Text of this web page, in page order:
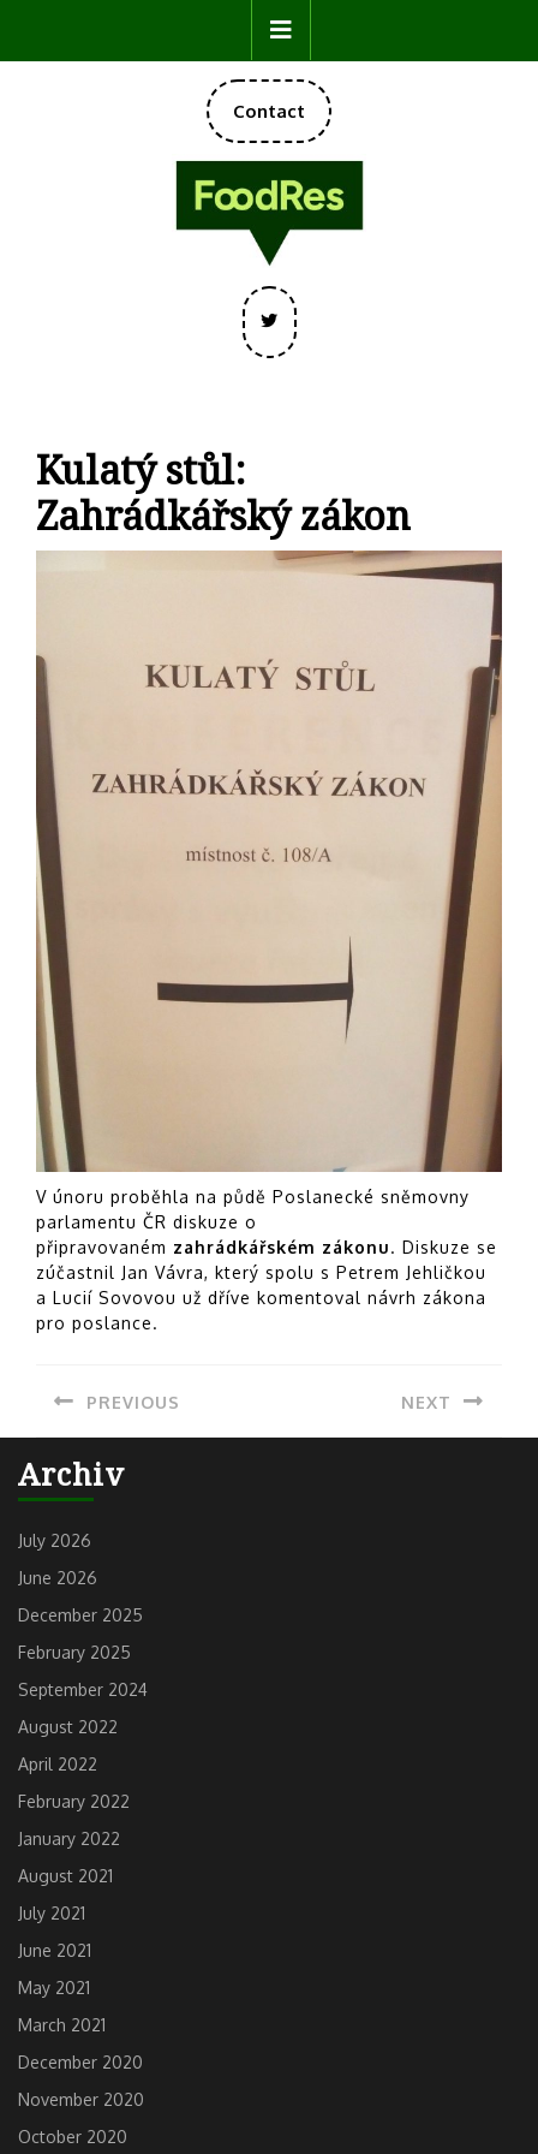
content
Button
Contact
DONATE
NOW
Kulatý stůl:
Zahrádkářský zákon
V únoru proběhla na půdě Poslanecké sněmovny
parlamentu ČR diskuze o
připravovaném zahrádkářském zákonu. Diskuze se
zúčastnil Jan Vávra, který spolu s Petrem Jehličkou
a Lucií Sovovou už dříve komentoval návrh zákona
pro poslance.
navigation
PREVIOUS
post:
NEXT
Archiv
July 2026
June 2026
December 2025
February 2025
September 2024
August 2022
April 2022
February 2022
January 2022
August 2021
July 2021
June 2021
May 2021
March 2021
December 2020
November 2020
October 2020